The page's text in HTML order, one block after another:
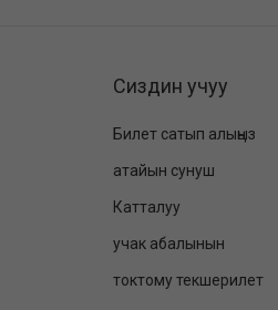
Сиздин учуу
Билет сатып алыңыз
атайын сунуш
Катталуу
учак абалынын
токтому текшерилет